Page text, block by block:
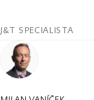
J&T SPECIALISTA